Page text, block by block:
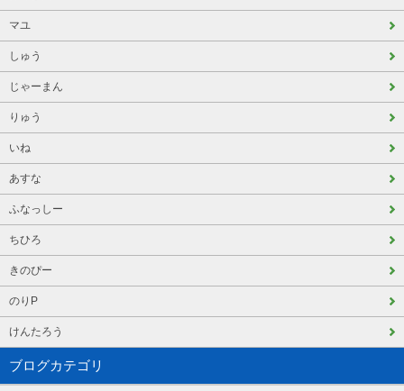
マユ
しゅう
じゃーまん
りゅう
いね
あすな
ふなっしー
ちひろ
きのぴー
のりP
けんたろう
ブログカテゴリ